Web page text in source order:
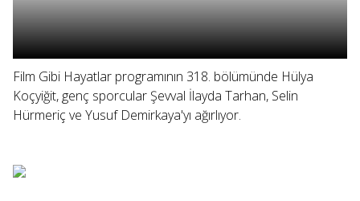
Film Gibi Hayatlar programının 318. bölümünde Hülya
Koçyiğit, genç sporcular Şevval İlayda Tarhan, Selin
Hürmeriç ve Yusuf Demirkaya'yı ağırlıyor.